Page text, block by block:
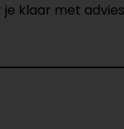
klaar met